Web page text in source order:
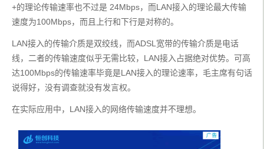
+的理论传输速率也不过是 24Mbps，而LAN接入的理论最大传输
速度为100Mbps，而且上行和下行是对称的。
LAN接入的传输介质是双绞线，而ADSL宽带的传输介质是电话
线，二者的传输速度似乎无需比较，LAN接入占据绝对优势。可高
达100Mbps的传输速率毕竟是LAN接入的理论速率，毛主席有句话
说得好，没有调查就没有发言权。
在实际应用中，LAN接入的网络传输速度并不理想。